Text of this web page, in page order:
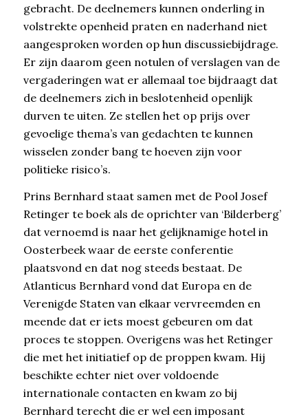
gebracht. De deelnemers kunnen onderling in
volstrekte openheid praten en naderhand niet
aangesproken worden op hun discussiebijdrage.
Er zijn daarom geen notulen of verslagen van de
vergaderingen wat er allemaal toe bijdraagt dat
de deelnemers zich in beslotenheid openlijk
durven te uiten. Ze stellen het op prijs over
gevoelige thema’s van gedachten te kunnen
wisselen zonder bang te hoeven zijn voor
politieke risico’s.
Prins Bernhard staat samen met de Pool Josef
Retinger te boek als de oprichter van ‘Bilderberg’
dat vernoemd is naar het gelijknamige hotel in
Oosterbeek waar de eerste conferentie
plaatsvond en dat nog steeds bestaat. De
Atlanticus Bernhard vond dat Europa en de
Verenigde Staten van elkaar vervreemden en
meende dat er iets moest gebeuren om dat
proces te stoppen. Overigens was het Retinger
die met het initiatief op de proppen kwam. Hij
beschikte echter niet over voldoende
internationale contacten en kwam zo bij
Bernhard terecht die er wel een imposant